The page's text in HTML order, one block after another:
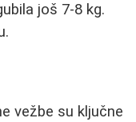
još 7-8 kg.
vežbe su ključne